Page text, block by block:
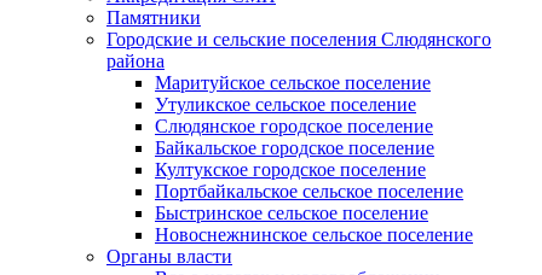
Памятники
Городские и сельские поселения Слюдянского
района
Маритуйское сельское поселение
Утуликское сельское поселение
Слюдянское городское поселение
Байкальское городское поселение
Култукское городское поселение
Портбайкальское сельское поселение
Быстринское сельское поселение
Новоснежнинское сельское поселение
Органы власти